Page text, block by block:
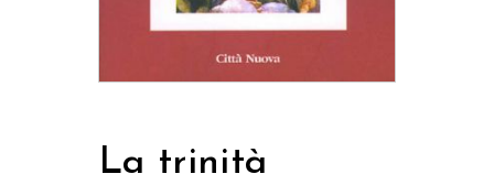
La trinità